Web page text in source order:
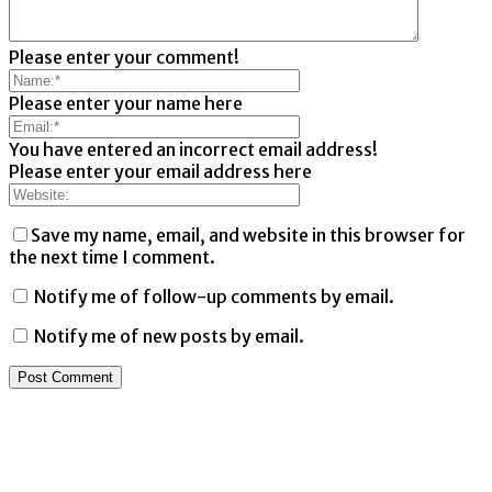
Please enter your comment!
Please enter your name here
You have entered an incorrect email address!
Please enter your email address here
Save my name, email, and website in this browser for
the next time I comment.
Notify me of follow-up comments by email.
Notify me of new posts by email.